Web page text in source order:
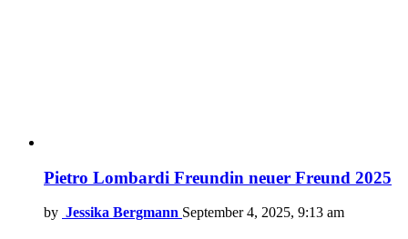
Pietro Lombardi Freundin neuer Freund 2025
by Jessika Bergmann September 4, 2025, 9:13 am